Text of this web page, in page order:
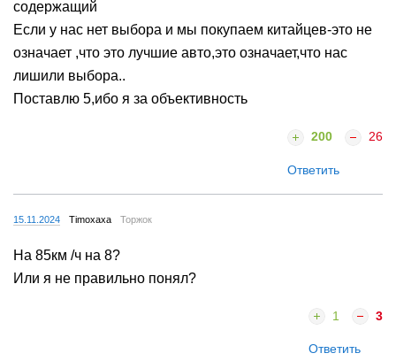
содержащий
Если у нас нет выбора и мы покупаем китайцев-это не
означает ,что это лучшие авто,это означает,что нас
лишили выбора..
Поставлю 5,ибо я за объективность
200 26
Ответить
15.11.2024 Timoxaxa Торжок
На 85км /ч на 8?
Или я не правильно понял?
1 3
Ответить